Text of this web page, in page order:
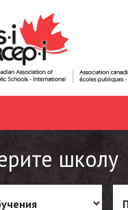
школу